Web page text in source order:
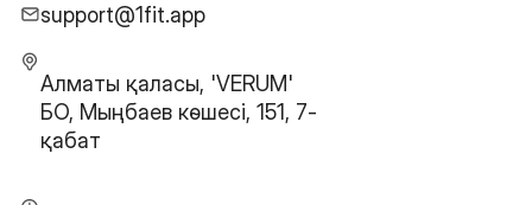
support@1fit.app
Алматы қаласы, 'VERUM'
БО, Мыңбаев көшесі, 151, 7-
қабат